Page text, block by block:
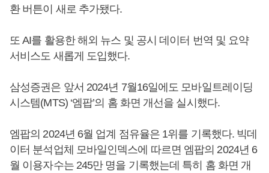
환 버튼이 새로 추가됐다.
또 AI를 활용한 해외 뉴스 및 공시 데이터 번역 및 요약
서비스도 새롭게 도입했다.
삼성증권은 앞서 2024년 7월16일에도 모바일트레이딩
시스템(MTS) ‘엠팝’의 홈 화면 개선을 실시했다.
엠팝의 2024년 6월 업계 점유율은 1위를 기록했다. 빅데
이터 분석업체 모바일인덱스에 따르면 엠팝의 2024년 6
월 이용자수는 245만 명을 기록했는데 특히 홈 화면 개